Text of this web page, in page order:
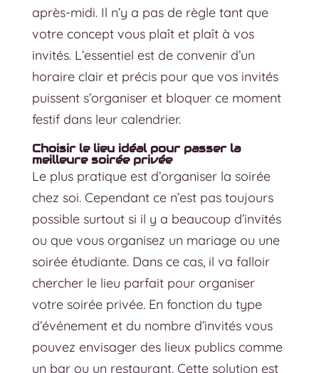
après-midi. Il n’y a pas de règle tant que
votre concept vous plaît et plaît à vos
invités. L’essentiel est de convenir d’un
horaire clair et précis pour que vos invités
puissent s’organiser et bloquer ce moment
festif dans leur calendrier.
Choisir le lieu idéal pour passer la
meilleure soirée privée
Le plus pratique est d’organiser la soirée
chez soi. Cependant ce n’est pas toujours
possible surtout si il y a beaucoup d’invités
ou que vous organisez un mariage ou une
soirée étudiante. Dans ce cas, il va falloir
chercher le lieu parfait pour organiser
votre soirée privée. En fonction du type
d’événement et du nombre d’invités vous
pouvez envisager des lieux publics comme
un bar ou un restaurant. Cette solution est